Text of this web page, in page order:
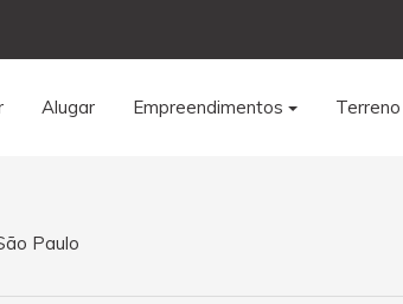
Alugar Empreendimentos
Paulo